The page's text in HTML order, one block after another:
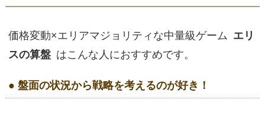
価格変動×エリアマジョリティな中量級ゲーム エリ
スの算盤 はこんな人におすすめです。
● 盤面の状況から戦略を考えるのが好き！